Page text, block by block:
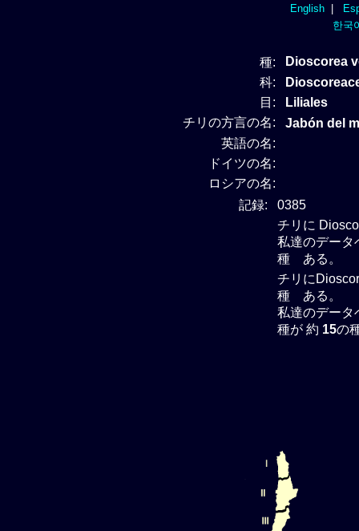
English|
한국
種:
Dioscorea
科:
目:
Liliales
チリの方言の名:
Jabón del
英語の名:
ドイツの名:
ロシアの名:
記録:
0385
チリに
私達のデータ
種 ある。
チリに
種 ある。
私達のデータ
種が 約 15の